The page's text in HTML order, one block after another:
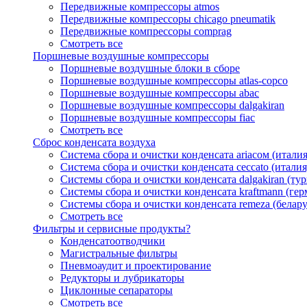
Передвижные компрессоры atmos
Передвижные компрессоры chicago pneumatik
Передвижные компрессоры comprag
Смотреть все
Поршневые воздушные компрессоры
Поршневые воздушные блоки в сборе
Поршневые воздушные компрессоры atlas-copco
Поршневые воздушные компрессоры abac
Поршневые воздушные компрессоры dalgakiran
Поршневые воздушные компрессоры fiac
Смотреть все
Сброс конденсата воздуха
Система сбора и очистки конденсата ariacом
Система сбора и очистки конденсата ceccato
Системы сбора и очистки конденсата dalgakiran
Системы сбора и очистки конденсата kraftmann
Системы сбора и очистки конденсата remeza
Смотреть все
Фильтры и сервисные продукты?
Конденсатоотводчики
Магистральные фильтры
Пневмоаудит и проектирование
Редукторы и лубрикаторы
Циклонные сепараторы
Смотреть все